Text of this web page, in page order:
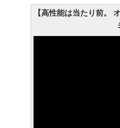
【高性能は当たり前。